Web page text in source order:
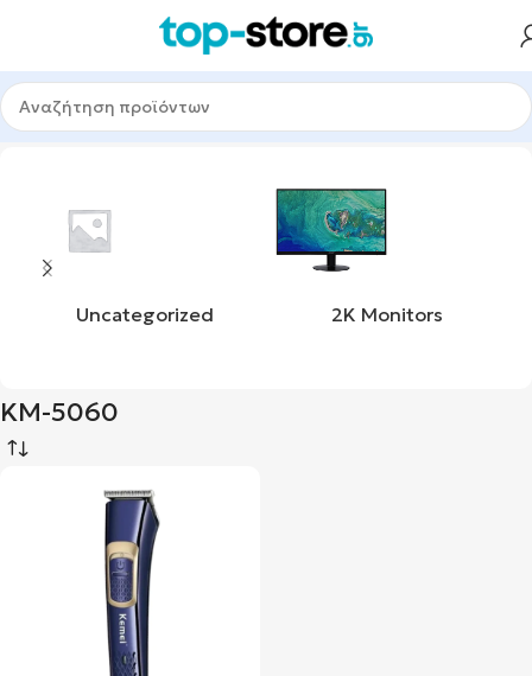
Αρχική σελίδα Προϊόν product_mpn KM-5060
Uncategorized 2K Monitors
KM-5060